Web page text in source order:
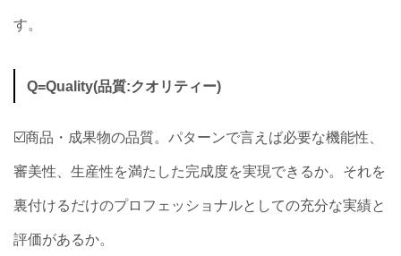
す。
Q=Quality(品質:クオリティー)
☑️商品・成果物の品質。パターンで言えば必要な機能性、
審美性、生産性を満たした完成度を実現できるか。それを
裏付けるだけのプロフェッショナルとしての充分な実績と
評価があるか。